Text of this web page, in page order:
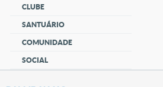
CLUBE
SANTUÁRIO
COMUNIDADE
SOCIAL